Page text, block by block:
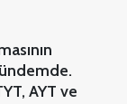
AYT ve